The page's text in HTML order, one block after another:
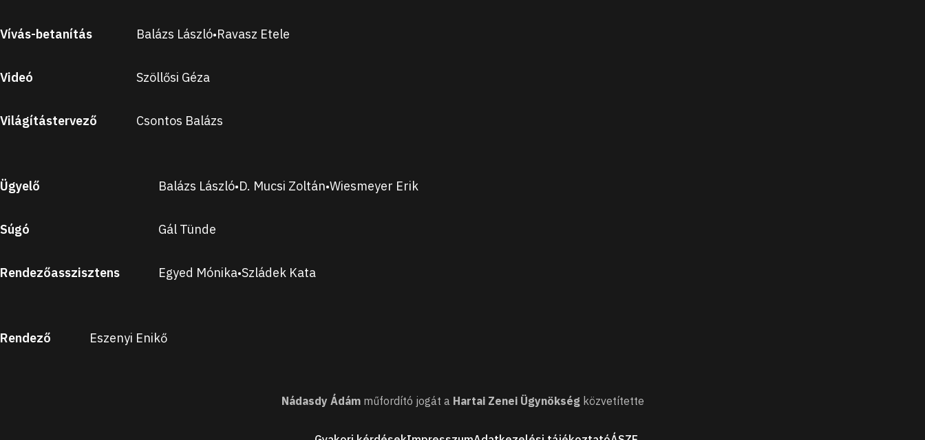
Vívás-betanítás Balázs László•Ravasz Etele
Videó Szöllősi Géza
Világítástervező Csontos Balázs
Ügyelő Balázs László•D. Mucsi Zoltán•Wiesmeyer Erik
Súgó Gál Tünde
Rendezőasszisztens Egyed Mónika•Szládek Kata
Rendező Eszenyi Enikő
Nádasdy Ádámműfordító jogát a Hartai Zenei Ügynökségközvetítette